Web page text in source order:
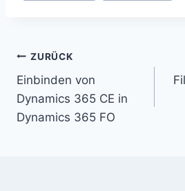
Beitragsnavigation
ZURÜCK
Einbinden von
Dynamics 365 CE in
Dynamics 365 FO